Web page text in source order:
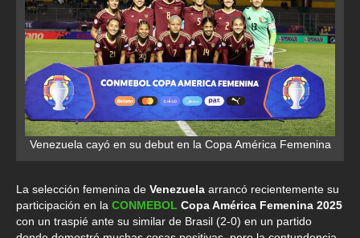
Venezuela cayó en su debut en la Copa América Femenina
La selección femenina de Venezuela arrancó recientemente su
participación en la CONMEBOL Copa América Femenina 2025
con un traspié ante su similar de Brasil (2-0) en un partido